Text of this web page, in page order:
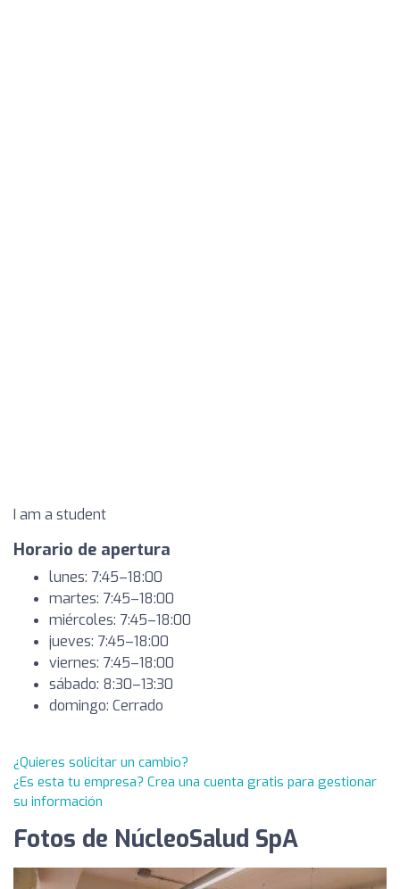
I am a student
Horario de apertura
lunes: 7:45–18:00
martes: 7:45–18:00
miércoles: 7:45–18:00
jueves: 7:45–18:00
viernes: 7:45–18:00
sábado: 8:30–13:30
domingo: Cerrado
¿Quieres solicitar un cambio?
¿Es esta tu empresa? Crea una cuenta gratis para gestionar
su información
Fotos de NúcleoSalud SpA